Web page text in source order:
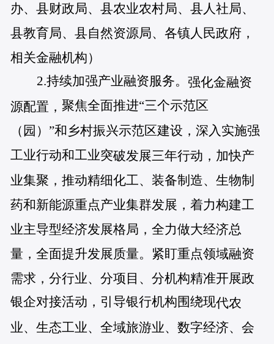
办、县财政局、县农业农村局、县人社局、
县教育局、县自然资源局、各镇人民政府，
相关金融机构）
2.持续加强产业融资服务。强化金融资
源配置， 聚焦全面推进“三个示范区
（园）”和乡村振兴示范区建设，深入实施强
工业行动和工业突破发展三年行动， 加快产
业集聚，推动精细化工、装备制造、生物制
药和新能源重点产业集群发展，着力构建工
业主导型经济发展格局，全力做大经济总
量，全面提升发展质量。 紧盯重点领域融资
需求，分行业、分项目、分机构精准开展政
银企对接活动，引导银行机构围绕现代农
业、生态工业、全域旅游业、数字经济、会